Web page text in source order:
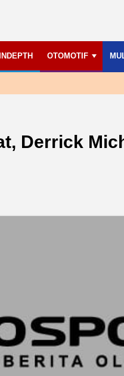
INDEPTH OTOMOTIF
Derrick